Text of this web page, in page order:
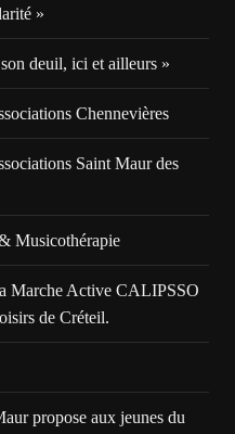
»
deuil, ici et ailleurs »
Chennevières
Saint Maur des
Musicothérapie
Marche Active CALIPSSO
de Créteil.
propose aux jeunes du